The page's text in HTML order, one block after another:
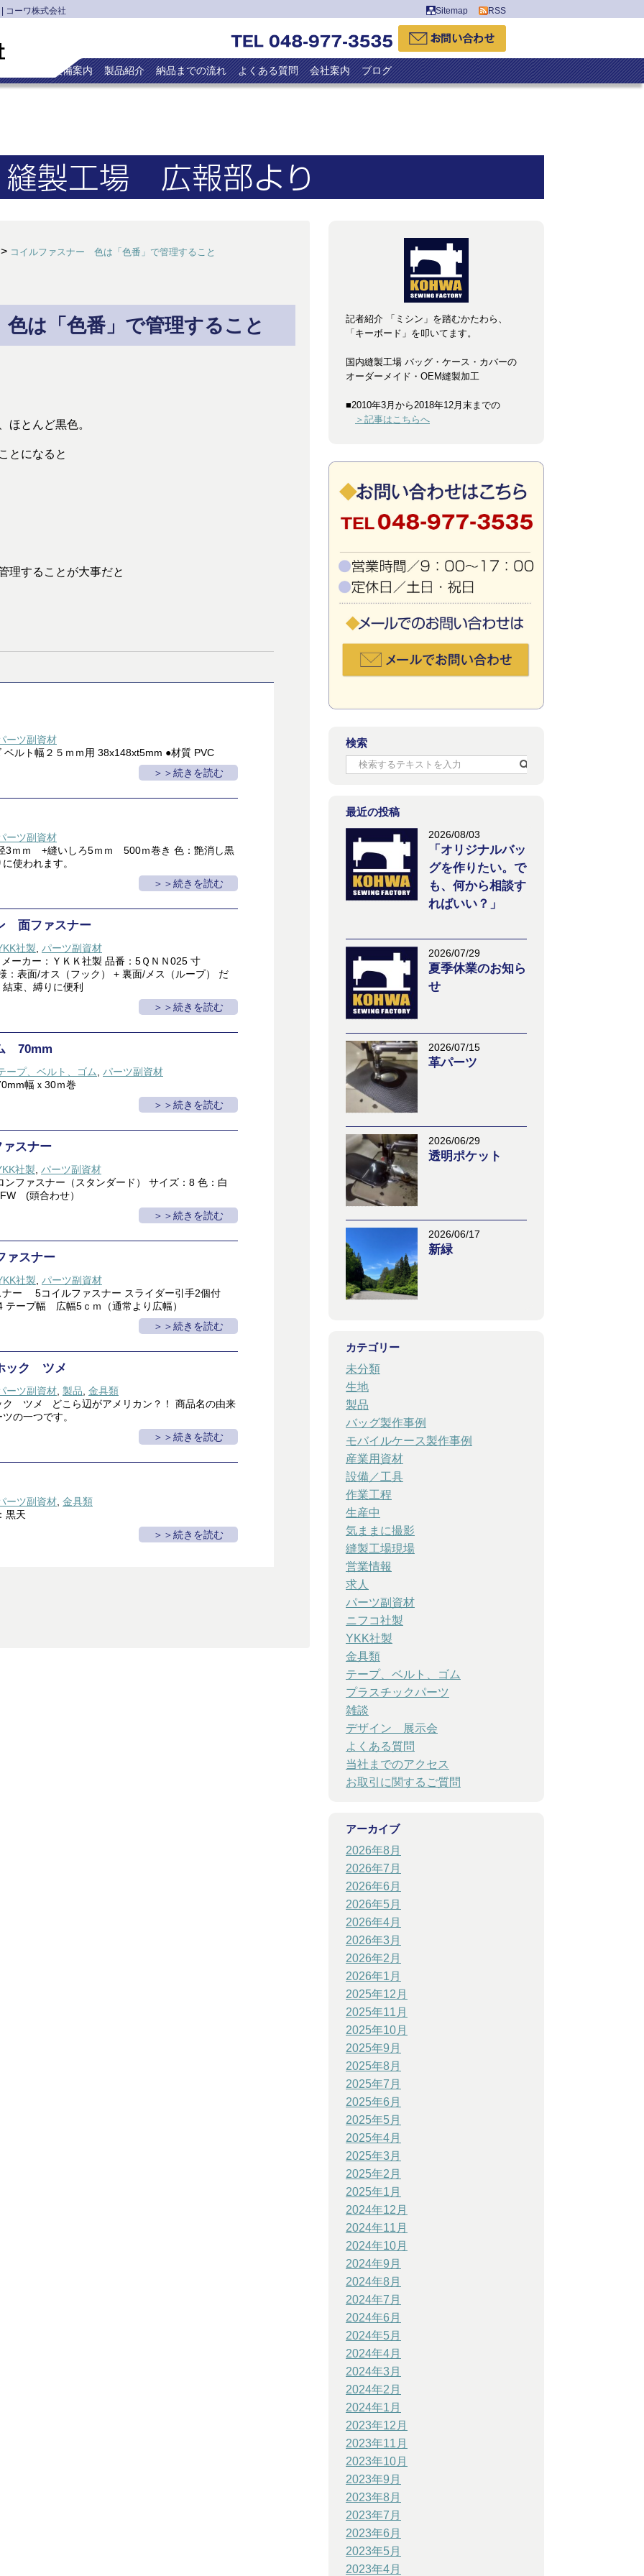
コーワ株式会社 Sitemap RSS
設備案内 製品紹介 納品までの流れ よくある質問 会社案内 ブログ
> コイルファスナー 色は「色番」で管理すること
は「色番」で管理すること
ほとんど黒色。
とになると
理することが大事だと
ーツ副資材
ベルト幅２５ｍｍ用 38x148xt5mm ●材質 PVC
＞続きを読む
ーツ副資材
3ｍｍ +縫いしろ5ｍｍ 500ｍ巻き 色：艶消し黒
使われます。
＞続きを読む
面ファスナー
社製 パーツ副資材
ーカー：ＹＫＫ社製 品番：5ＱＮＮ025 寸
：表面/オス（フック） + 裏面/メス（ループ） だ
結束、縛りに便利
＞続きを読む
70mm
ープ、ベルト、ゴム
パーツ副資材
幅ｘ30ｍ巻
＞続きを読む
スナー
社製 パーツ副資材
ンファスナー（スタンダード） サイズ：8 色：白
(頭合わせ）
＞続きを読む
スナー
社製 パーツ副資材
ナー 5コイルファスナー スライダー引手2個付
ープ幅 広幅5ｃｍ（通常より広幅）
＞続きを読む
ック ツメ
ーツ副資材 製品 金具類
ク ツメ どこら辺がアメリカン？！ 商品名の由来
の一つです。
＞続きを読む
ーツ副資材 金具類
黒天
＞続きを読む
記者紹介 「ミシン」を踏むかたわら、
「キーボード」を叩いてます。
国内縫製工場 バッグ・ケース・カバーの
オーダーメイド・OEM縫製加工
■2010年3月から2018年12月末までの
＞記事はこちらへ
検索
最近の投稿
2026/08/03
「オリジナルバッ
グを作りたい。で
も、何から相談す
ればいい？」
2026/07/29
夏季休業のお知ら
せ
2026/07/15
革パーツ
2026/06/29
透明ポケット
2026/06/17
新緑
カテゴリー
未分類
生地
製品
バッグ製作事例
モバイルケース製作事例
産業用資材
設備／工具
作業工程
生産中
気ままに撮影
縫製工場現場
営業情報
求人
パーツ副資材
ニフコ社製
YKK社製
金具類
テープ、ベルト、ゴム
プラスチックパーツ
雑談
デザイン 展示会
よくある質問
当社までのアクセス
お取引に関するご質問
アーカイブ
2026年8月
2026年7月
2026年6月
2026年5月
2026年4月
2026年3月
2026年2月
2026年1月
2025年12月
2025年11月
2025年10月
2025年9月
2025年8月
2025年7月
2025年6月
2025年5月
2025年4月
2025年3月
2025年2月
2025年1月
2024年12月
2024年11月
2024年10月
2024年9月
2024年8月
2024年7月
2024年6月
2024年5月
2024年4月
2024年3月
2024年2月
2024年1月
2023年12月
2023年11月
2023年10月
2023年9月
2023年8月
2023年7月
2023年6月
2023年5月
2023年4月